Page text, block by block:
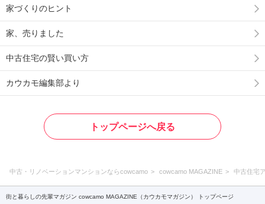
家づくりのヒント
家、売りました
中古住宅の賢い買い方
カウカモ編集部より
トップページへ戻る
中古・リノベーションマンションならcowcamo cowcamo MAGAZINE 中古住宅
街と暮らしの先輩マガジン cowcamo MAGAZINE（カウカモマガジン） トップページ